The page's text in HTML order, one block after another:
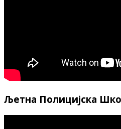
Љетна Полицијска